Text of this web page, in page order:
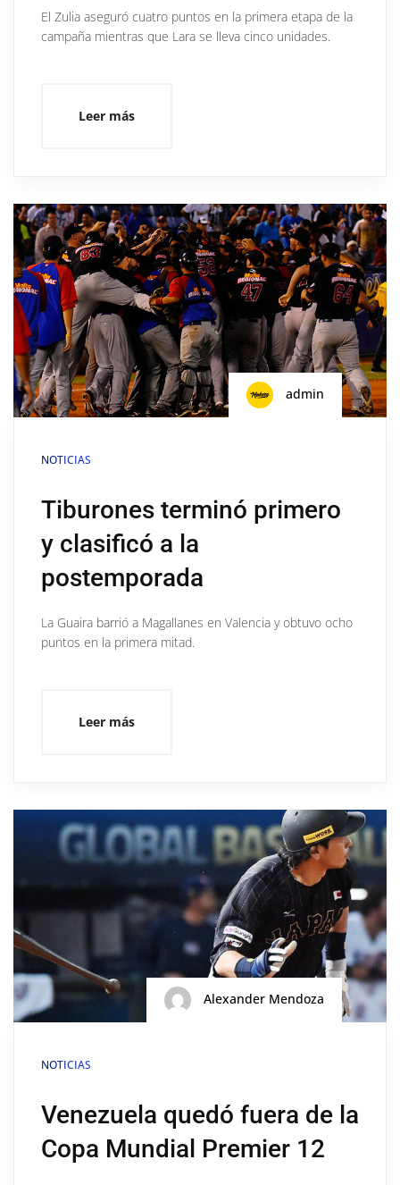
El Zulia aseguró cuatro puntos en la primera etapa de la
campaña mientras que Lara se lleva cinco unidades.
Leer más
admin
NOTICIAS
Tiburones terminó primero
y clasificó a la
postemporada
La Guaira barrió a Magallanes en Valencia y obtuvo ocho
puntos en la primera mitad.
Leer más
Alexander Mendoza
NOTICIAS
Venezuela quedó fuera de la
Copa Mundial Premier 12